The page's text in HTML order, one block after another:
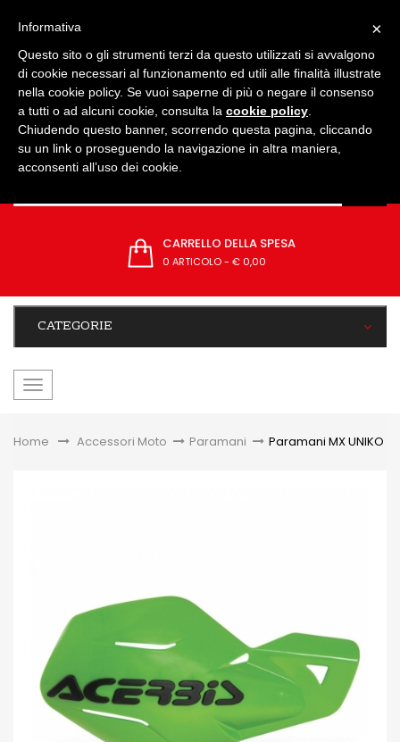
CARRELLO DELLA SPESA
0 ARTICOLO- € 0,00
CATEGORIE
navigazione
Home &gt;Accessori Moto > Paramani > Paramani MX UNIKO
×
Informativa
Questo sito o gli strumenti terzi da questo utilizzati si avvalgono
di cookie necessari al funzionamento ed utili alle finalità illustrate
nella cookie policy. Se vuoi saperne di più o negare il consenso
a tutti o ad alcuni cookie, consulta la cookie policy
Chiudendo questo banner, scorrendo questa pagina, cliccando
su un link o proseguendo la navigazione in altra maniera,
acconsenti all’uso dei cookie.